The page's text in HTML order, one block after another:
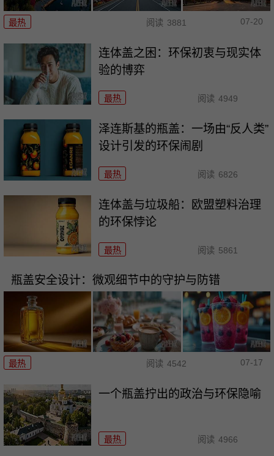
最热 阅读 3881 07-20
连体盖之困：环保初衷与现实体
验的博弈
最热 阅读 4949
泽连斯基的瓶盖：一场由“反人类”
设计引发的环保闹剧
最热 阅读 6826
连体盖与垃圾船：欧盟塑料治理
的环保悖论
最热 阅读 5861
瓶盖安全设计：微观细节中的守护与防错
最热 阅读 4542 07-17
一个瓶盖拧出的政治与环保隐喻
最热 阅读 4966